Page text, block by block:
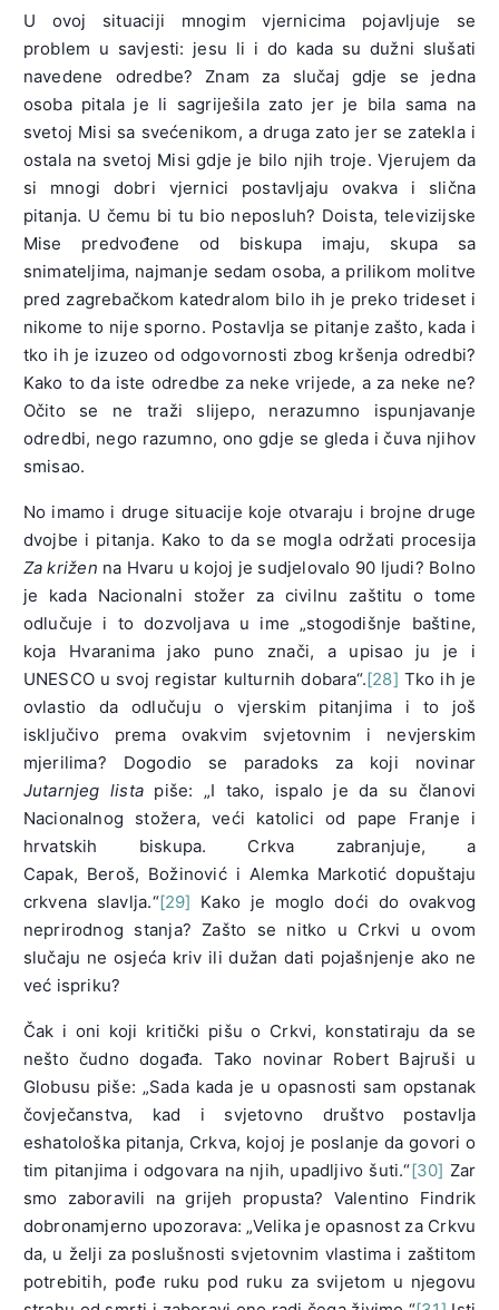
U ovoj situaciji mnogim vjernicima pojavljuje se
problem u savjesti: jesu li i do kada su dužni slušati
navedene odredbe? Znam za slučaj gdje se jedna
osoba pitala je li sagriješila zato jer je bila sama na
svetoj Misi sa svećenikom, a druga zato jer se zatekla i
ostala na svetoj Misi gdje je bilo njih troje. Vjerujem da
si mnogi dobri vjernici postavljaju ovakva i slična
pitanja. U čemu bi tu bio neposluh? Doista, televizijske
Mise predvođene od biskupa imaju, skupa sa
snimateljima, najmanje sedam osoba, a prilikom molitve
pred zagrebačkom katedralom bilo ih je preko trideset i
nikome to nije sporno. Postavlja se pitanje zašto, kada i
tko ih je izuzeo od odgovornosti zbog kršenja odredbi?
Kako to da iste odredbe za neke vrijede, a za neke ne?
Očito se ne traži slijepo, nerazumno ispunjavanje
odredbi, nego razumno, ono gdje se gleda i čuva njihov
smisao.
No imamo i druge situacije koje otvaraju i brojne druge
dvojbe i pitanja. Kako to da se mogla održati procesija
Za križen na Hvaru u kojoj je sudjelovalo 90 ljudi? Bolno
je kada Nacionalni stožer za civilnu zaštitu o tome
odlučuje i to dozvoljava u ime „stogodišnje baštine,
koja Hvaranima jako puno znači, a upisao ju je i
UNESCO u svoj registar kulturnih dobara“.[28] Tko ih je
ovlastio da odlučuju o vjerskim pitanjima i to još
isključivo prema ovakvim svjetovnim i nevjerskim
mjerilima? Dogodio se paradoks za koji novinar
Jutarnjeg lista piše: „I tako, ispalo je da su članovi
Nacionalnog stožera, veći katolici od pape Franje i
hrvatskih biskupa. Crkva zabranjuje, a
Capak, Beroš, Božinović i Alemka Markotić dopuštaju
crkvena slavlja.“[29] Kako je moglo doći do ovakvog
neprirodnog stanja? Zašto se nitko u Crkvi u ovom
slučaju ne osjeća kriv ili dužan dati pojašnjenje ako ne
već ispriku?
Čak i oni koji kritički pišu o Crkvi, konstatiraju da se
nešto čudno događa. Tako novinar Robert Bajruši u
Globusu piše: „Sada kada je u opasnosti sam opstanak
čovječanstva, kad i svjetovno društvo postavlja
eshatološka pitanja, Crkva, kojoj je poslanje da govori o
tim pitanjima i odgovara na njih, upadljivo šuti.“[30] Zar
smo zaboravili na grijeh propusta? Valentino Findrik
dobronamjerno upozorava: „Velika je opasnost za Crkvu
da, u želji za poslušnosti svjetovnim vlastima i zaštitom
potrebitih, pođe ruku pod ruku za svijetom u njegovu